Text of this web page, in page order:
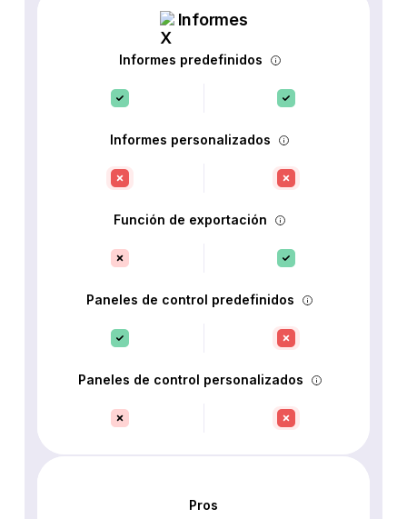
Informes
Informes predefinidos
Informes personalizados
Función de exportación
Paneles de control predefinidos
Paneles de control personalizados
Pros